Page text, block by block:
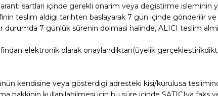
sartlari içinde gerekli onarim veya degistirme isleminin
teslim aldigi tarihten baslayarak 7 gün içinde gönderilir ve
durumda 7 günlük sürenin dolmasi halinde, ALICI teslim
elektronik olarak onaylandiktan(üyelik
kendisine veya gösterdigi adresteki kisi/kurulusa